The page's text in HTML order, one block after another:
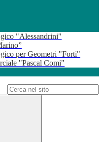
"Alessandrini"
per Geometri "Forti"
"Pascal Comi"